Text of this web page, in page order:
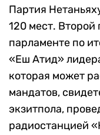
Партия
120 мест. Второй
парламенте по
«Еш Атид»
которая может
мандатов,
экзитпола,
радиостанцией